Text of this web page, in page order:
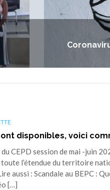
disponibles, voici
du CEPD session de mai -juin
l’étendue du territoire
aussi : Scandale au BEPC :
[…]